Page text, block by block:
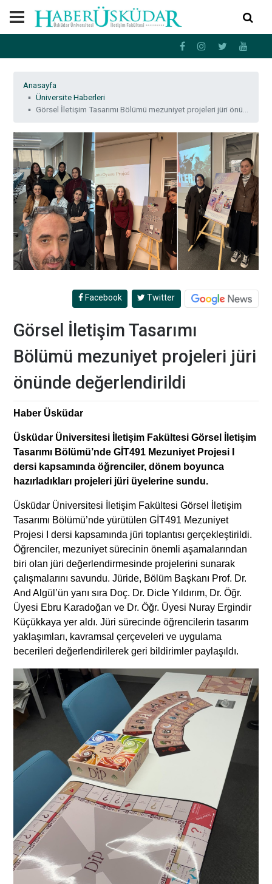
Anasayfa
Üniversite Haberleri
Görsel İletişim Tasarımı Bölümü mezuniyet projeleri jüri önünde değerlendirildi
Facebook Twitter
Görsel İletişim Tasarımı
Bölümü mezuniyet projeleri jüri
önünde değerlendirildi
Haber Üsküdar
Üsküdar Üniversitesi İletişim Fakültesi Görsel İletişim
Tasarımı Bölümü’nde GİT491 Mezuniyet Projesi I
dersi kapsamında öğrenciler, dönem boyunca
hazırladıkları projeleri jüri üyelerine sundu.
Üsküdar Üniversitesi İletişim Fakültesi Görsel İletişim
Tasarımı Bölümü’nde yürütülen GİT491 Mezuniyet
Projesi I dersi kapsamında jüri toplantısı gerçekleştirildi.
Öğrenciler, mezuniyet sürecinin önemli aşamalarından
biri olan jüri değerlendirmesinde projelerini sunarak
çalışmalarını savundu. Jüride, Bölüm Başkanı Prof. Dr.
And Algül’ün yanı sıra Doç. Dr. Dicle Yıldırım, Dr. Öğr.
Üyesi Ebru Karadoğan ve Dr. Öğr. Üyesi Nuray Ergindir
Küçükkaya yer aldı. Jüri sürecinde öğrencilerin tasarım
yaklaşımları, kavramsal çerçeveleri ve uygulama
becerileri değerlendirilerek geri bildirimler paylaşıldı.